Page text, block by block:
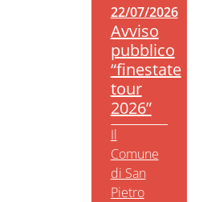
22/07/2026
Avviso
pubblico
“finestate
tour
2026”
Il
Comune
di San
Pietro